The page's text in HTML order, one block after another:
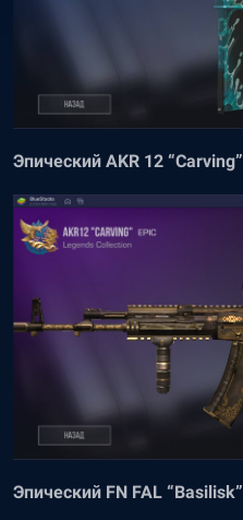
Эпический AKR 12 “Carving”
Эпический FN FAL “Basilisk”